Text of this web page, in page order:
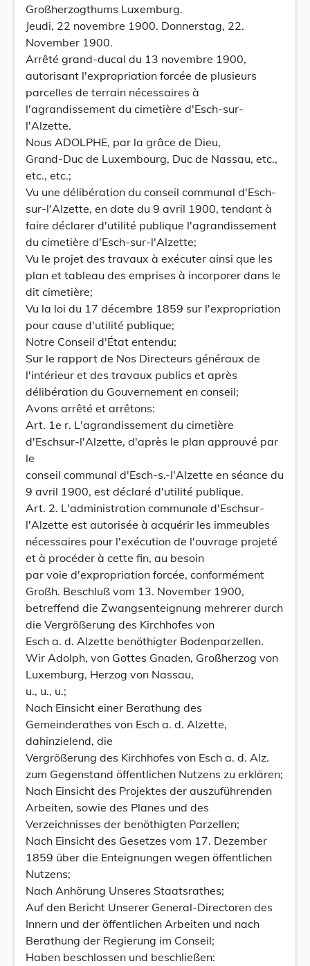
Großherzogthums Luxemburg.
Jeudi, 22 novembre 1900. Donnerstag, 22.
November 1900.
Arrêté grand-ducal du 13 novembre 1900,
autorisant l'expropriation forcée de plusieurs
parcelles de terrain nécessaires à
l'agrandissement du cimetière d'Esch-sur-
l'Alzette.
Nous ADOLPHE, par la grâce de Dieu,
Grand-Duc de Luxembourg, Duc de Nassau, etc.,
etc., etc.;
Vu une délibération du conseil communal d'Esch-
sur-l'Alzette, en date du 9 avril 1900, tendant à
faire déclarer d'utilité publique l'agrandissement
du cimetière d'Esch-sur-l'Alzette;
Vu le projet des travaux à exécuter ainsi que les
plan et tableau des emprises à incorporer dans le
dit cimetière;
Vu la loi du 17 décembre 1859 sur l'expropriation
pour cause d'utilité publique;
Notre Conseil d'État entendu;
Sur le rapport de Nos Directeurs généraux de
l'intérieur et des travaux publics et après
délibération du Gouvernement en conseil;
Avons arrêté et arrêtons:
Art. 1e r. L'agrandissement du cimetière
d'Eschsur-l'Alzette, d'après le plan approuvé par
le
conseil communal d'Esch-s.-l'Alzette en séance du
9 avril 1900, est déclaré d'utilité publique.
Art. 2. L'administration communale d'Eschsur-
l'Alzette est autorisée à acquérir les immeubles
nécessaires pour l'exécution de l'ouvrage projeté
et à procéder à cette fin, au besoin
par voie d'expropriation forcée, conformément
Großh. Beschluß vom 13. November 1900,
betreffend die Zwangsenteignung mehrerer durch
die Vergrößerung des Kirchhofes von
Esch a. d. Alzette benöthigter Bodenparzellen.
Wir Adolph, von Gottes Gnaden, Großherzog von
Luxemburg, Herzog von Nassau,
u., u., u.;
Nach Einsicht einer Berathung des
Gemeinderathes von Esch a. d. Alzette,
dahinzielend, die
Vergrößerung des Kirchhofes von Esch a. d. Alz.
zum Gegenstand öffentlichen Nutzens zu erklären;
Nach Einsicht des Projektes der auszuführenden
Arbeiten, sowie des Planes und des
Verzeichnisses der benöthigten Parzellen;
Nach Einsicht des Gesetzes vom 17. Dezember
1859 über die Enteignungen wegen öffentlichen
Nutzens;
Nach Anhörung Unseres Staatsrathes;
Auf den Bericht Unserer General-Directoren des
Innern und der öffentlichen Arbeiten und nach
Berathung der Regierung im Conseil;
Haben beschlossen und beschließen: